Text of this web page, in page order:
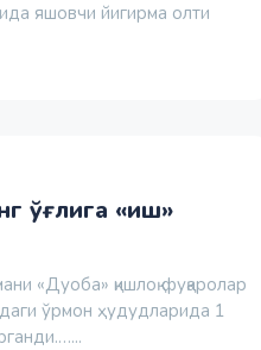
яшовчи йигирма олти
ўғлига «иш»
«Дуоба» қишлоқ фуқаролар
ўрмон ҳудудларида 1